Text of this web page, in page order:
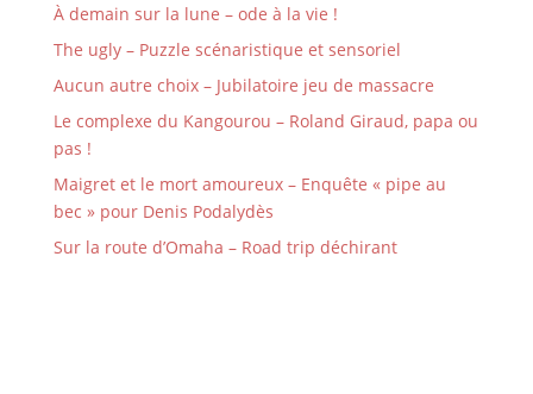
À demain sur la lune – ode à la vie !
The ugly – Puzzle scénaristique et sensoriel
Aucun autre choix – Jubilatoire jeu de massacre
Le complexe du Kangourou – Roland Giraud, papa ou
pas !
Maigret et le mort amoureux – Enquête « pipe au
bec » pour Denis Podalydès
Sur la route d’Omaha – Road trip déchirant